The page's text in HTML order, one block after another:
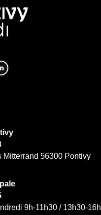
Mitterrand 56300 Pontivy
9h-11h30 / 13h30-16h